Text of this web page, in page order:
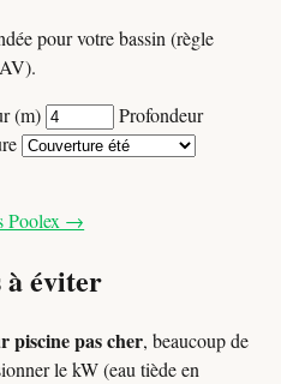
pour votre bassin (règle
(m)
Profondeur
Poolex →
éviter
piscine pas cher, beaucoup de
le kW (eau tiède en